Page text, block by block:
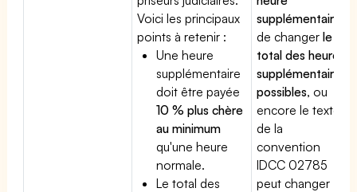
Voici les principaux
points à retenir :
Une heure
supplémentaire
doit être payée
10 % plus chère
au minimum
qu'une heure
normale.
Le total des
supplémentaire
de changerle
total des heures
supplémentaires
possibles, ou
encore le texte
de la
convention
IDCC 02785
peut changer